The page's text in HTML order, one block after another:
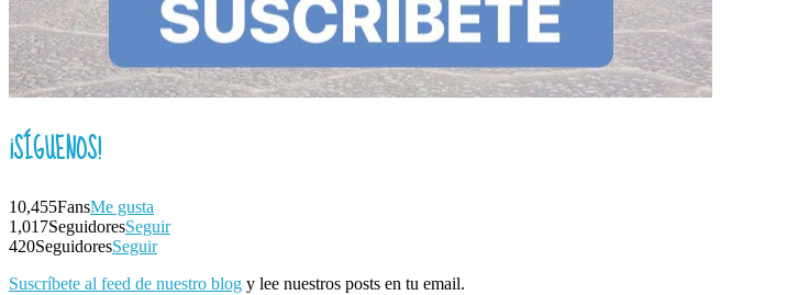
¡SÍGUENOS!
10,455FansMe gusta
1,017SeguidoresSeguir
420SeguidoresSeguir
Suscríbete al feed de nuestro blog y lee nuestros posts en tu email.